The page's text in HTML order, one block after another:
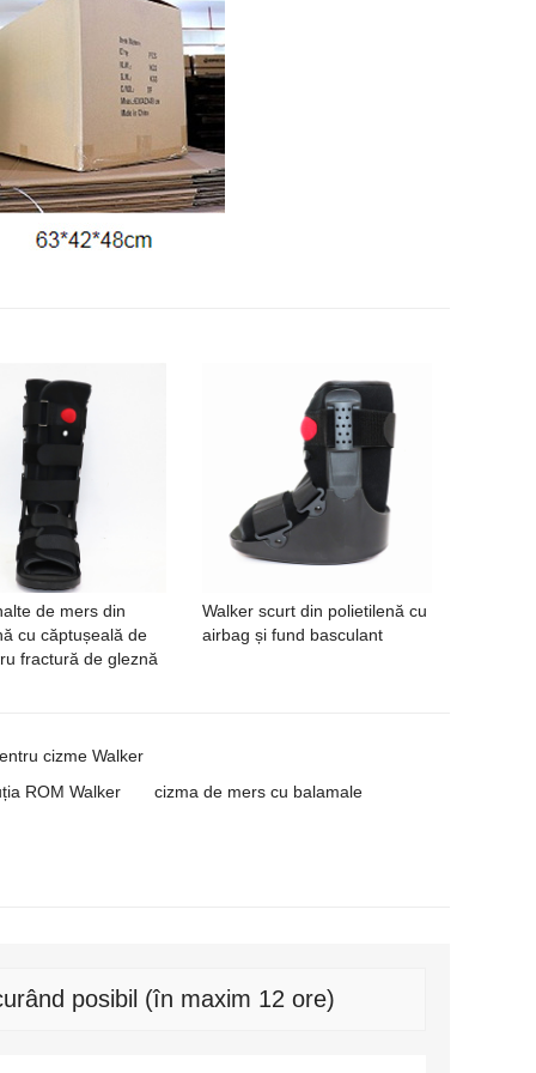
de mers din
cu căptușeală de
fractură de gleznă
Walker scurt din polietilenă cu
airbag și fund basculant
cizme Walker
ROM Walker cizma de mers cu balamale
posibil (în maxim 12 ore)